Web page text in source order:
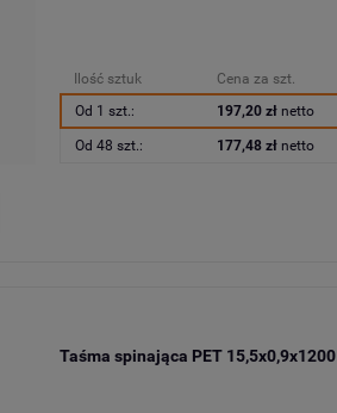
Ilość sztuk
Cena za szt.
Od 1 szt.:
197,20 zł netto
Od 48 szt.: 177,48 zł netto
Taśma spinająca PET 15,5x0,9x1200